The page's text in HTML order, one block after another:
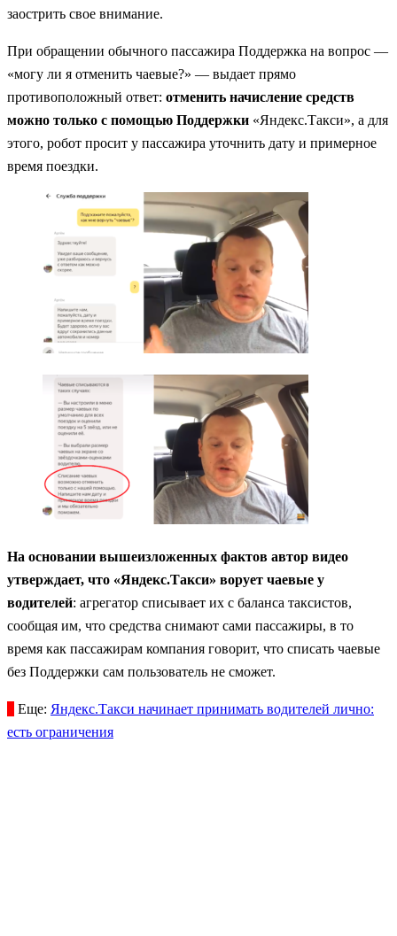
заострить свое внимание.
При обращении обычного пассажира Поддержка на вопрос —
«могу ли я отменить чаевые?» — выдает прямо
противоположный ответ: отменить начисление средств
можно только с помощью Поддержки «Яндекс.Такси», а для
этого, робот просит у пассажира уточнить дату и примерное
время поездки.
На основании вышеизложенных фактов автор видео
утверждает, что «Яндекс.Такси» ворует чаевые у
водителей: агрегатор списывает их с баланса таксистов,
сообщая им, что средства снимают сами пассажиры, в то
время как пассажирам компания говорит, что списать чаевые
без Поддержки сам пользователь не сможет.
Еще: Яндекс.Такси начинает принимать водителей лично:
есть ограничения